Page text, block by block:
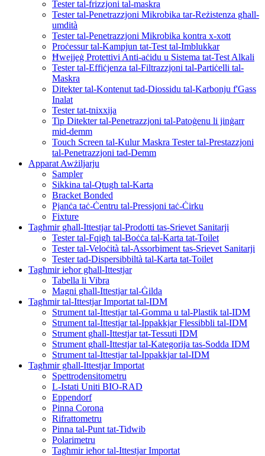
Tester tal-frizzjoni tal-maskra
Tester tal-Penetrazzjoni Mikrobika tar-Reżistenza għall-
umdità
Tester tal-Penetrazzjoni Mikrobika kontra x-xott
Proċessur tal-Kampjun tat-Test tal-Imblukkar
Ħwejjeġ Protettivi Anti-aċidu u Sistema tat-Test Alkali
Tester tal-Effiċjenza tal-Filtrazzjoni tal-Partiċelli tal-
Maskra
Ditekter tal-Kontenut tad-Diossidu tal-Karbonju f'Gass
Inalat
Tester tat-tnixxija
Tip Ditekter tal-Penetrazzjoni tal-Patoġenu li jinġarr
mid-demm
Touch Screen tal-Kulur Maskra Tester tal-Prestazzjoni
tal-Penetrazzjoni tad-Demm
Apparat Awżiljarju
Sampler
Sikkina tal-Qtugħ tal-Karta
Bracket Bonded
Pjanċa taċ-Ċentru tal-Pressjoni taċ-Ċirku
Fixture
Tagħmir għall-Ittestjar tal-Prodotti tas-Srievet Sanitarji
Tester tal-Fqigħ tal-Boċċa tal-Karta tat-Toilet
Tester tal-Veloċità tal-Assorbiment tas-Srievet Sanitarji
Tester tad-Dispersibbiltà tal-Karta tat-Toilet
Tagħmir ieħor għall-Ittestjar
Tabella li Vibra
Magni għall-Ittestjar tal-Ġilda
Tagħmir tal-Ittestjar Importat tal-IDM
Strument tal-Ittestjar tal-Gomma u tal-Plastik tal-IDM
Strument tal-Ittestjar tal-Ippakkjar Flessibbli tal-IDM
Strument għall-Ittestjar tat-Tessuti IDM
Strument għall-Ittestjar tal-Kategorija tas-Sodda IDM
Strument tal-Ittestjar tal-Ippakkjar tal-IDM
Tagħmir għall-Ittestjar Importat
Spettrodensitometru
L-Istati Uniti BIO-RAD
Eppendorf
Pinna Corona
Rifrattometru
Pinna tal-Punt tat-Tidwib
Polarimetru
Tagħmir ieħor tal-Ittestjar Importat